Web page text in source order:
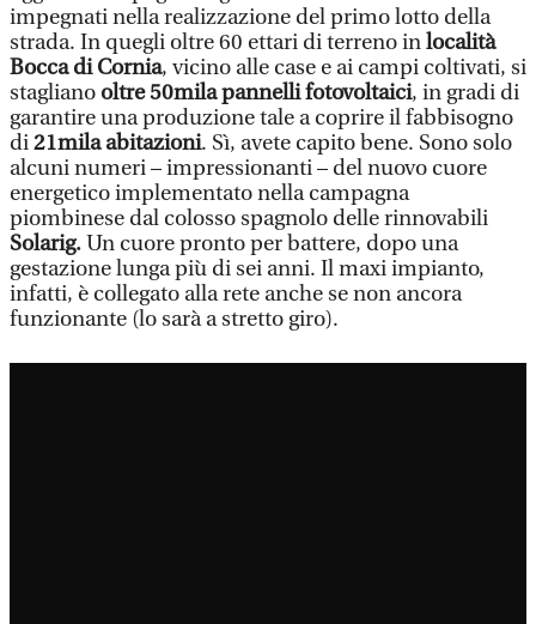
impegnati nella realizzazione del primo lotto della
strada. In quegli oltre 60 ettari di terreno inlocalità
Bocca di Cornia, vicino alle case e ai campi coltivati, si
stagliano oltre 50mila pannelli fotovoltaici, in gradi di
garantire una produzione tale a coprire il fabbisogno
di21mila abitazioni. Sì, avete capito bene. Sono solo
alcuni numeri – impressionanti – del nuovo cuore
energetico implementato nella campagna
piombinese dal colosso spagnolo delle rinnovabili
Solarig.Un cuore pronto per battere, dopo una
gestazione lunga più di sei anni. Il maxi impianto,
infatti, è collegato alla rete anche se non ancora
funzionante (lo sarà a stretto giro).